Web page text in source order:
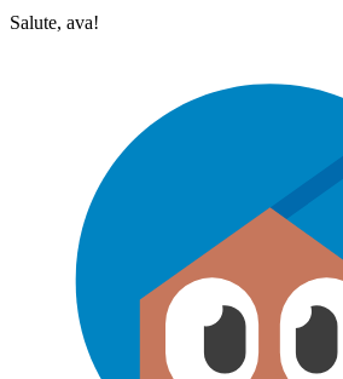
Salute, ava!